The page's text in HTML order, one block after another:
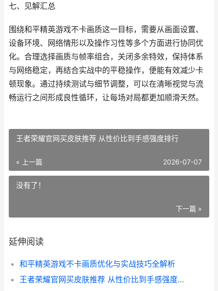
七、见解汇总
围绕和平精英游戏不卡画质这一目标，需要从画面设置、
设备环境、网络情形以及操作习性等多个方面进行协同优
化。合理选择画质与帧率组合，关闭多余特效，保持体系
与网络稳定，再结合实战中的平稳操作，便能有效减少卡
顿现象。通过持续测试与细节调整，可以在清晰视觉与流
畅运行之间形成良性循环，让每场对局都更加顺滑天然。
王者荣耀官网买皮肤推荐 从性价比到手感强度排行
« 上一篇 2026-07-07
没有了！
下一篇 »
延伸阅读
和平精英游戏不卡画质优化与实战技巧全解析
王者荣耀官网买皮肤推荐 从性价比到手感强度排行